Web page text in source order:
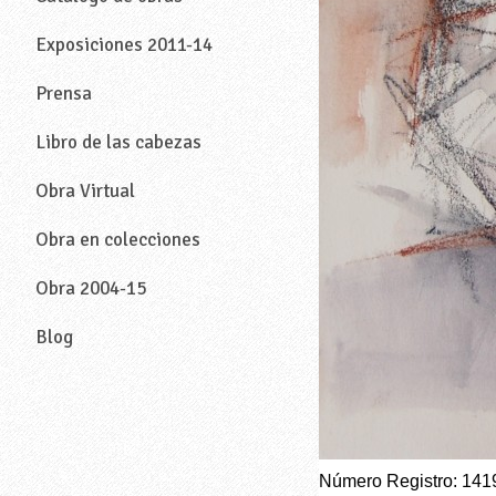
Exposiciones 2011-14
Prensa
Libro de las cabezas
Obra Virtual
Obra en colecciones
Obra 2004-15
Blog
Número Registro: